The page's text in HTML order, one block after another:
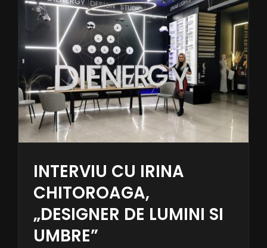
INTERVIU CU IRINA
CHITOROAGA,
„DESIGNER DE LUMINI SI
UMBRE”